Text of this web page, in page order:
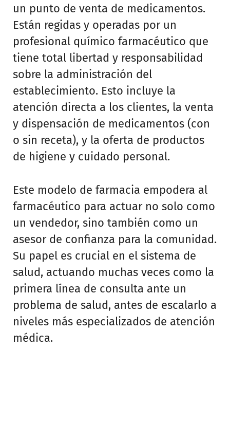
un punto de venta de medicamentos.
Están regidas y operadas por un
profesional químico farmacéutico que
tiene total libertad y responsabilidad
sobre la administración del
establecimiento. Esto incluye la
atención directa a los clientes, la venta
y dispensación de medicamentos (con
o sin receta), y la oferta de productos
de higiene y cuidado personal.
Este modelo de farmacia empodera al
farmacéutico para actuar no solo como
un vendedor, sino también como un
asesor de confianza para la comunidad.
Su papel es crucial en el sistema de
salud, actuando muchas veces como la
primera línea de consulta ante un
problema de salud, antes de escalarlo a
niveles más especializados de atención
médica.